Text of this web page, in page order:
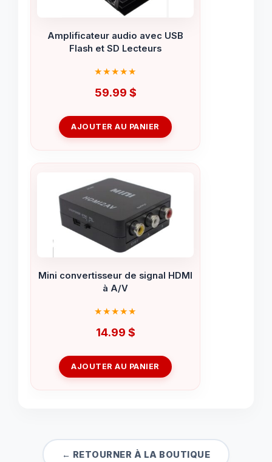
Amplificateur audio avec USB
Flash et SD Lecteurs
59.99 $
AJOUTER AU PANIER
Mini convertisseur de signal HDMI
à A/V
14.99 $
AJOUTER AU PANIER
← RETOURNER À LA BOUTIQUE